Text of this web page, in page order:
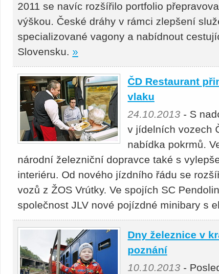
2011 se navíc rozšířilo portfolio
výškou. České dráhy v rámci zlepšení
specializované vagony a nabídnout
Slovensku. »
ČD Restaurant
vlaku
24.10.2013 - S
v jídelních vozech
nabídka pokrmů.
národní železniční dopravce také s
interiéru. Od nového jízdního řádu se
vozů z ŽOS Vrútky. Ve spojích SC
společnost JLV nové pojízdné minibary s
Dny železnice v
poznání
10.10.2013 -